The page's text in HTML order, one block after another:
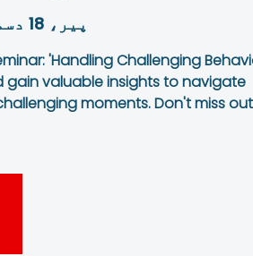
پیر، 18 دسمبر
'Handling Challenging
valuable insights to navigate
moments. Don't miss out